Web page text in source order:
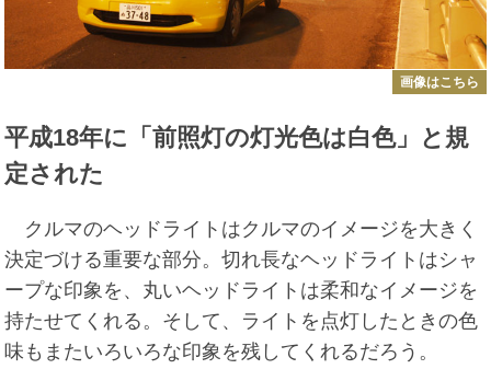
画像はこちら
平成18年に「前照灯の灯光色は白色」と規
定された
クルマのヘッドライトはクルマのイメージを大きく
決定づける重要な部分。切れ長なヘッドライトはシャ
ープな印象を、丸いヘッドライトは柔和なイメージを
持たせてくれる。そして、ライトを点灯したときの色
味もまたいろいろな印象を残してくれるだろう。